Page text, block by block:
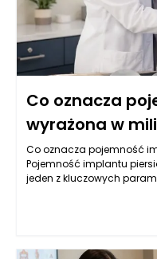
Co oznacza
wyrażona w
Co oznacza pojemność
Pojemność implantu
jeden z kluczowych